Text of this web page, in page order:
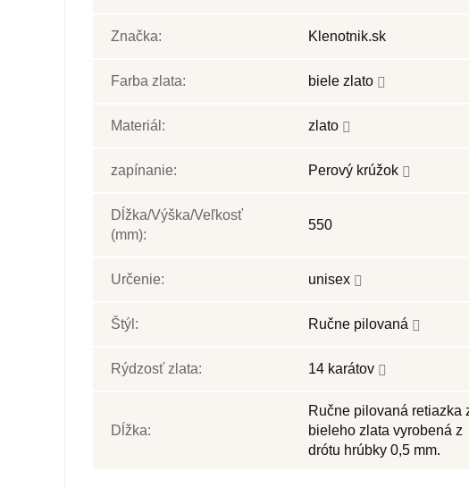
Značka: Klenotnik.sk
Farba zlata: biele zlato
Materiál: zlato
zapínanie: Perový krúžok
Dĺžka/Výška/Veľkosť
(mm):
550
Určenie: unisex
Štýl: Ručne pilovaná
Rýdzosť zlata: 14 karátov
Dĺžka:
Ručne pilovaná retiazka
bieleho zlata vyrobená z
drótu hrúbky 0,5 mm.